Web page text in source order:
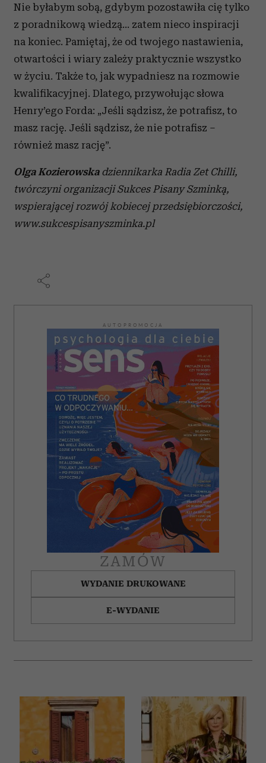
Nie byłabym sobą, gdybym pozostawiła cię tylko
z poradnikową wiedzą… zatem nieco inspiracji
na koniec. Pamiętaj, że od twojego nastawienia,
otwartości i wiary zależy praktycznie wszystko
w życiu. Także to, jak wypadniesz na rozmowie
kwalifikacyjnej. Dlatego, przywołując słowa
Henry’ego Forda: „Jeśli sądzisz, że potrafisz, to
masz rację. Jeśli sądzisz, że nie potrafisz –
również masz rację”.
Olga Kozierowskadziennikarka Radia Zet Chilli,
twórczyni organizacji Sukces Pisany Szminką,
wspierającej rozwój kobiecej przedsiębiorczości,
www.sukcespisanyszminka.pl
AUTOPROMOCJA
ZAMÓW
WYDANIE DRUKOWANE
E-WYDANIE